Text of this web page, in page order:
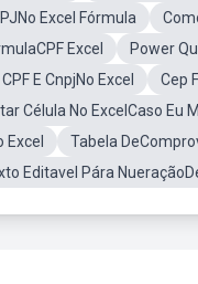
Excel Fórmula
Excel Power
E CnpjNo Excel Cep
Célula No ExcelCaso Eu
Excel
Tabela
Editavel Pára